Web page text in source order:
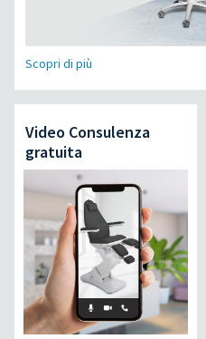
Scopri di più
Video Consulenza
gratuita